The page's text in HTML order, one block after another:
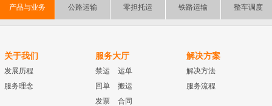
产品与业务 公路运输 零担托运 铁路运输 整车调度
关于我们
发展历程
服务理念
服务大厅
禁运
运单
回单
搬运
发票
合同
解决方案
解决方法
服务流程